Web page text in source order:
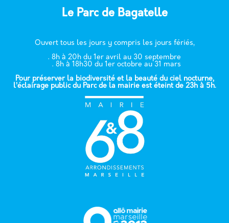
Le Parc de Bagatelle
Ouvert tous les jours y compris les jours fériés,
. 8h à 20h du 1er avril au 30 septembre
. 8h à 18h30 du 1er octobre au 31 mars
Pour préserver la biodiversité et la beauté du ciel nocturne,
l’éclairage public du Parc de la mairie est éteint de 23h à 5h.